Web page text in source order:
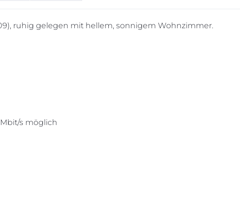
ruhig gelegen mit hellem, sonnigem Wohnzimmer.
s möglich